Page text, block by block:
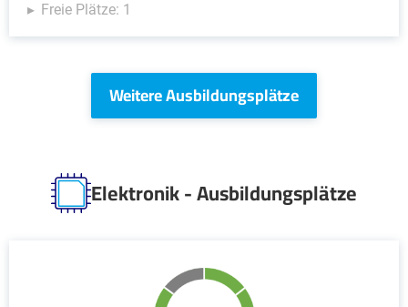
Freie Plätze: 1
Weitere Ausbildungsplätze
Elektronik - Ausbildungsplätze